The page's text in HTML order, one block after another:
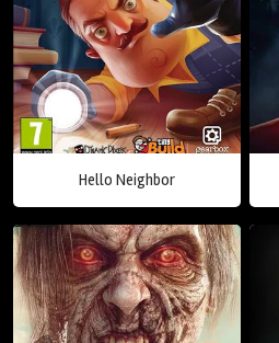
Hello Neighbor